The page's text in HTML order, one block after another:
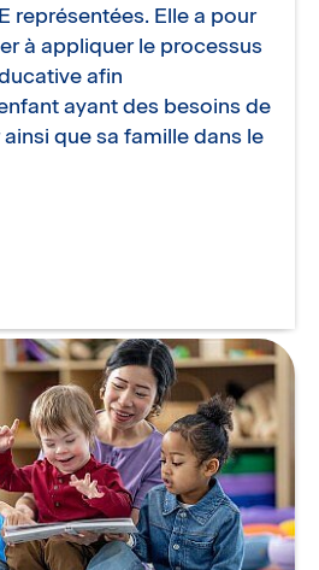
représentées. Elle a pour
à appliquer le processus
afin
ayant des besoins de
que sa famille dans le